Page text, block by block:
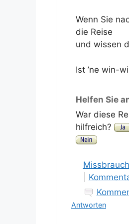
Wenn Sie
die Reise
und wissen
Ist ’ne win-
Helfen Sie
War diese
hilfreich?
Antworten